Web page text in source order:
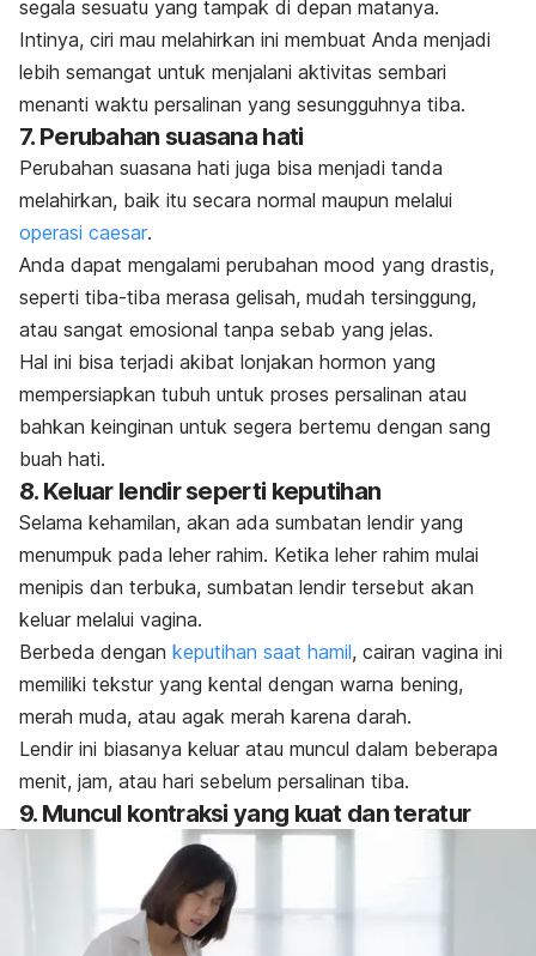
segala sesuatu yang tampak di depan matanya.
Intinya, ciri mau melahirkan ini membuat Anda menjadi
lebih semangat untuk menjalani aktivitas sembari
menanti waktu persalinan yang sesungguhnya tiba.
7. Perubahan suasana hati
Perubahan suasana hati juga bisa menjadi tanda
melahirkan, baik itu secara normal maupun melalui
operasi caesar.
Anda dapat mengalami perubahan mood yang drastis,
seperti tiba-tiba merasa gelisah, mudah tersinggung,
atau sangat emosional tanpa sebab yang jelas.
Hal ini bisa terjadi akibat lonjakan hormon yang
mempersiapkan tubuh untuk proses persalinan atau
bahkan keinginan untuk segera bertemu dengan sang
buah hati.
8. Keluar lendir seperti keputihan
Selama kehamilan, akan ada sumbatan lendir yang
menumpuk pada leher rahim. Ketika leher rahim mulai
menipis dan terbuka, sumbatan lendir tersebut akan
keluar melalui vagina.
Berbeda dengan keputihan saat hamil, cairan vagina ini
memiliki tekstur yang kental dengan warna bening,
merah muda, atau agak merah karena darah.
Lendir ini biasanya keluar atau muncul dalam beberapa
menit, jam, atau hari sebelum persalinan tiba.
9. Muncul kontraksi yang kuat dan teratur